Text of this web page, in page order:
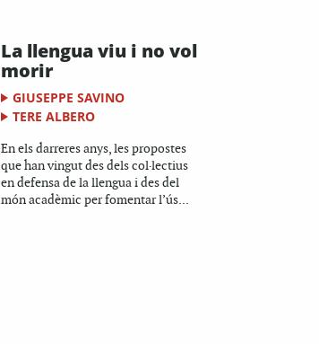
La llengua viu i no vol
morir
GIUSEPPE SAVINO
TERE ALBERO
En els darreres anys, les propostes
que han vingut des dels col·lectius
en defensa de la llengua i des del
món acadèmic per fomentar l’ús...